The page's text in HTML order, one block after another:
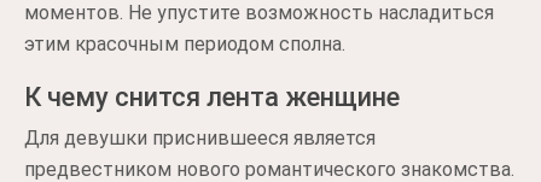
моментов. Не упустите возможность насладиться
этим красочным периодом сполна.
К чему снится лента женщине
Для девушки приснившееся является
предвестником нового романтического знакомства.